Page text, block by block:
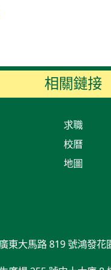
相關鏈接
求職
校曆
地圖
東大馬路 819 號鴻發花